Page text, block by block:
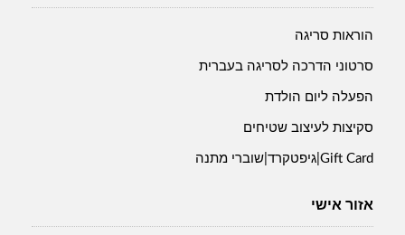
הוראות סריגה
סרטוני הדרכה לסריגה בעברית
הפעלה ליום הולדת
סקיצות לעיצוב שטיחים
Gift Card|גיפטקרד|שוברי מתנה
אזור אישי